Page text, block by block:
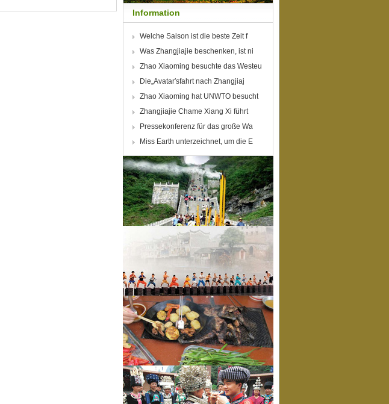
Information
Welche Saison ist die beste Zeit f
Was Zhangjiajie beschenken, ist ni
Zhao Xiaoming besuchte das Westeu
r
Die„Avatar′sfahrt nach Zhangjiaj
Zhao Xiaoming hat UNWTO besucht
un
Zhangjiajie Chame Xiang Xi führt
Pressekonferenz für das große Wa
Miss Earth unterzeichnet, um die E